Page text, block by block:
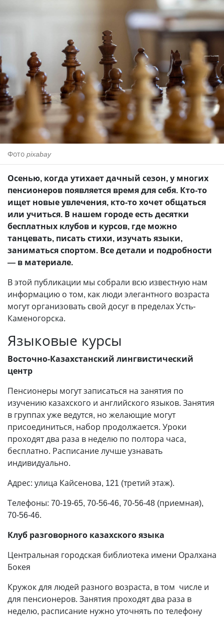
Фото pixabay
Осенью, когда утихает дачный сезон, у многих
пенсионеров появляется время для себя. Кто-то
ищет новые увлечения, кто-то хочет общаться
или учиться. В нашем городе есть десятки
бесплатных клубов и курсов, где можно
танцевать, писать стихи, изучать языки,
заниматься спортом. Все детали и подробности
— в материале.
В этой публикации мы собрали всю известную нам
информацию о том, как люди элегантного возраста
могут организовать свой досуг в пределах Усть-
Каменогорска.
Языковые курсы
Восточно-Казахстанский лингвистический
центр
Пенсионеры могут записаться на занятия по
изучению казахского и английского языков. Занятия
в группах уже ведутся, но желающие могут
присоединиться, набор продолжается. Уроки
проходят два раза в неделю по полтора часа,
бесплатно. Расписание лучше узнавать
индивидуально.
Адрес: улица Кайсенова, 121 (третий этаж).
Телефоны: 70-19-65, 70-56-46, 70-56-48 (приемная),
70-56-46.
Клуб разговорного казахского языка
Центральная городская библиотека имени Оралхана
Бокея
Кружок для людей разного возраста, в том числе и
для пенсионеров. Занятия проходят два раза в
неделю, расписание нужно уточнять по телефону